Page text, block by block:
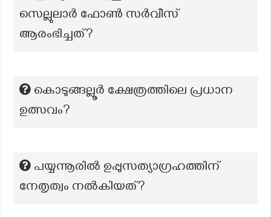
സെല്ലുലാർ ഫോൺ സർവീസ്
ആരംഭിച്ചത്?
കൊടുങ്ങല്ലൂർ ക്ഷേത്രത്തിലെ പ്രധാന
ഉത്സവം?
പയ്യന്നൂരിൽ ഉപ്പുസത്യാഗ്രഹത്തിന്
നേതൃത്വം നൽകിയത്?